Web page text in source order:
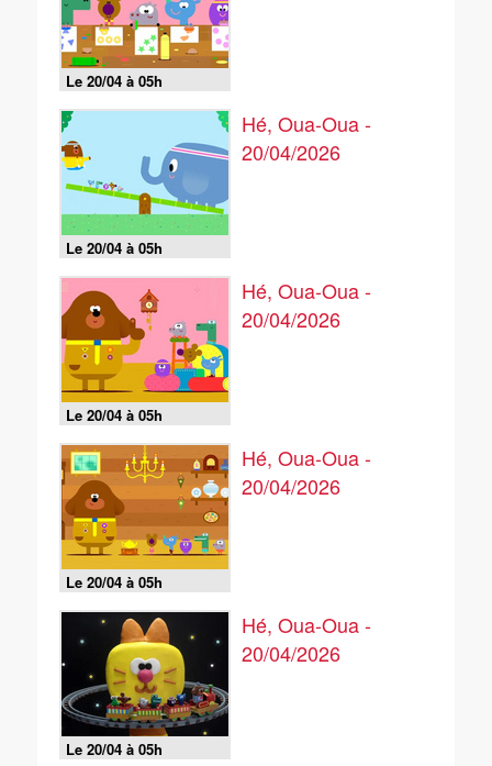
Le 20/04 à 05h
Le 20/04 à 05h
Hé, Oua-Oua -
20/04/2026
Le 20/04 à 05h
Hé, Oua-Oua -
20/04/2026
Le 20/04 à 05h
Hé, Oua-Oua -
20/04/2026
Le 20/04 à 05h
Hé, Oua-Oua -
20/04/2026